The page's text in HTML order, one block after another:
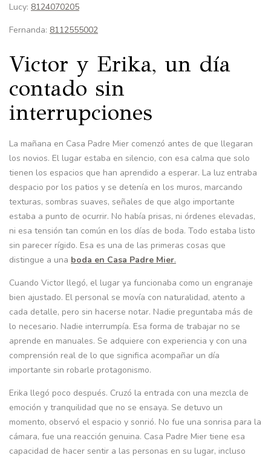
Lucy: 8124070205
Fernanda: 8112555002
Victor y Erika, un día
contado sin
interrupciones
La mañana en Casa Padre Mier comenzó antes de que llegaran
los novios. El lugar estaba en silencio, con esa calma que solo
tienen los espacios que han aprendido a esperar. La luz entraba
despacio por los patios y se detenía en los muros, marcando
texturas, sombras suaves, señales de que algo importante
estaba a punto de ocurrir. No había prisas, ni órdenes elevadas,
ni esa tensión tan común en los días de boda. Todo estaba listo
sin parecer rígido. Esa es una de las primeras cosas que
distingue a una boda en Casa Padre Mier.
Cuando Victor llegó, el lugar ya funcionaba como un engranaje
bien ajustado. El personal se movía con naturalidad, atento a
cada detalle, pero sin hacerse notar. Nadie preguntaba más de
lo necesario. Nadie interrumpía. Esa forma de trabajar no se
aprende en manuales. Se adquiere con experiencia y con una
comprensión real de lo que significa acompañar un día
importante sin robarle protagonismo.
Erika llegó poco después. Cruzó la entrada con una mezcla de
emoción y tranquilidad que no se ensaya. Se detuvo un
momento, observó el espacio y sonrió. No fue una sonrisa para la
cámara, fue una reacción genuina. Casa Padre Mier tiene esa
capacidad de hacer sentir a las personas en su lugar, incluso